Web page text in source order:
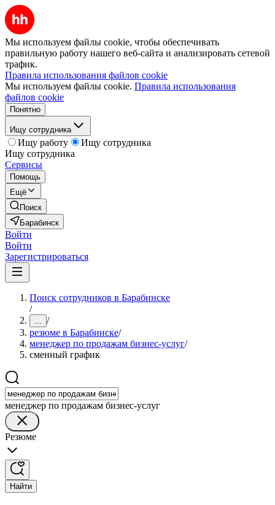
Мы используем файлы cookie, чтобы обеспечивать
правильную работу нашего веб-сайта и анализировать сетевой
трафик.
Правила использования файлов cookie
Мы используем файлы cookie. Правила использования
файлов cookie
Понятно
Ищу сотрудника
Ищу работу
Ищу сотрудника
Ищу сотрудника
Сервисы
Помощь
Ещё
Поиск
Барабинск
Войти
Войти
Зарегистрироваться
Поиск сотрудников в Барабинске
/
... /
резюме в Барабинске/
менеджер по продажам бизнес-услуг/
сменный график
менеджер по продажам бизнес-услуг
Резюме
Найти